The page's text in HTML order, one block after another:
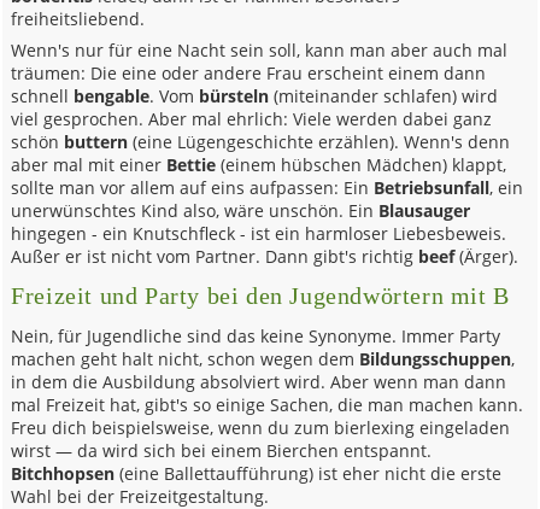
freiheitsliebend.
Wenn's nur für eine Nacht sein soll, kann man aber auch mal
träumen: Die eine oder andere Frau erscheint einem dann
schnell bengable. Vom bürsteln (miteinander schlafen) wird
viel gesprochen. Aber mal ehrlich: Viele werden dabei ganz
schön buttern (eine Lügengeschichte erzählen). Wenn's denn
aber mal mit einer Bettie (einem hübschen Mädchen) klappt,
sollte man vor allem auf eins aufpassen: Ein Betriebsunfall, ein
unerwünschtes Kind also, wäre unschön. Ein Blausauger
hingegen - ein Knutschfleck - ist ein harmloser Liebesbeweis.
Außer er ist nicht vom Partner. Dann gibt's richtig beef(Ärger).
Freizeit und Party bei den Jugendwörtern mit B
Nein, für Jugendliche sind das keine Synonyme. Immer Party
machen geht halt nicht, schon wegen dem Bildungsschuppen,
in dem die Ausbildung absolviert wird. Aber wenn man dann
mal Freizeit hat, gibt's so einige Sachen, die man machen kann.
Freu dich beispielsweise, wenn du zum bierlexing eingeladen
wirst — da wird sich bei einem Bierchen entspannt.
Bitchhopsen (eine Ballettaufführung) ist eher nicht die erste
Wahl bei der Freizeitgestaltung.